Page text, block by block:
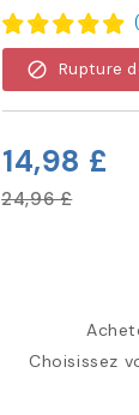
(
block Rupture
14,98 £
24,96 £
Choisissez